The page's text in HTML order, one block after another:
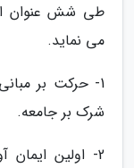
طی شش عنوان
می نماید.
1- حرکت بر
شرک بر جامعه.
2- اولین ایمان